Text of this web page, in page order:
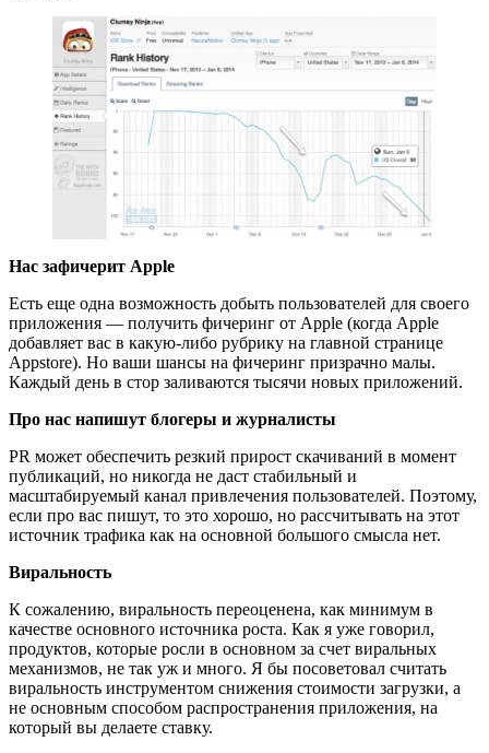
Нас зафичерит Apple
Есть еще одна возможность добыть пользователей для своего
приложения — получить фичеринг от Apple (когда Apple
добавляет вас в какую-либо рубрику на главной странице
Appstore). Но ваши шансы на фичеринг призрачно малы.
Каждый день в стор заливаются тысячи новых приложений.
Про нас напишут блогеры и журналисты
PR может обеспечить резкий прирост скачиваний в момент
публикаций, но никогда не даст стабильный и
масштабируемый канал привлечения пользователей. Поэтому,
если про вас пишут, то это хорошо, но рассчитывать на этот
источник трафика как на основной большого смысла нет.
Виральность
К сожалению, виральность переоценена, как минимум в
качестве основного источника роста. Как я уже говорил,
продуктов, которые росли в основном за счет виральных
механизмов, не так уж и много. Я бы посоветовал считать
виральность инструментом снижения стоимости загрузки, а
не основным способом распространения приложения, на
который вы делаете ставку.